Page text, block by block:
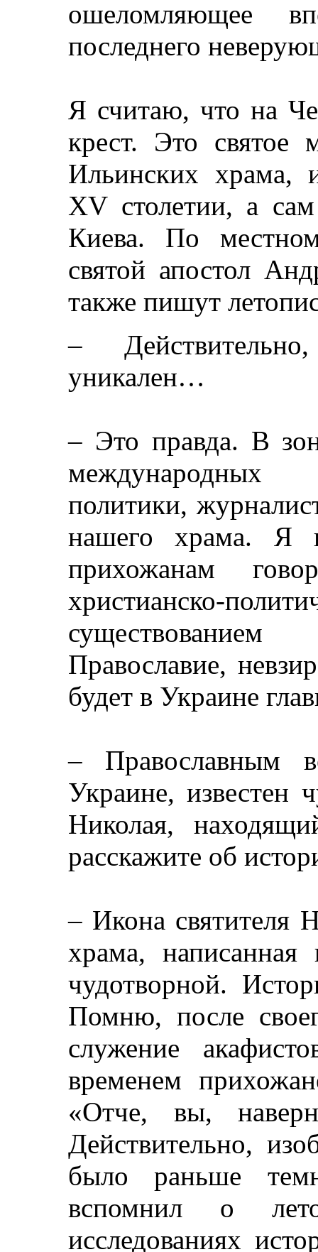
ошеломляющее
последнего
Я считаю, что на
крест. Это святое
Ильинских храма,
ХV столетии, а сам
Киева. По
святой апостол
также пишут
–
уникален…
– Это правда. В
международных
политики,
нашего храма. Я
прихожанам
христианско-
Православие,
будет в Украине
– Православным
Украине, известен
Николая,
расскажите об
– Икона святителя
храма,
чудотворной.
Помню, после
служение
временем
«Отче, вы,
Действительно,
было раньше
вспомнил о
исследованиях